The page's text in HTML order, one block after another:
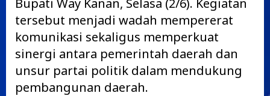
Bupati Way Kanan, Selasa (2/6). Kegiatan
tersebut menjadi wadah mempererat
komunikasi sekaligus memperkuat
sinergi antara pemerintah daerah dan
unsur partai politik dalam mendukung
pembangunan daerah.